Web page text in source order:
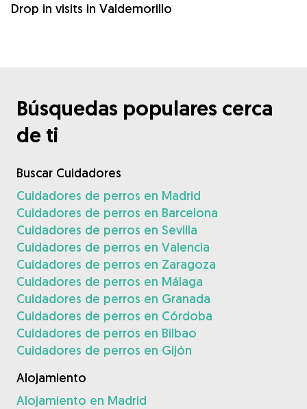
Drop in visits in Valdemorillo
Búsquedas populares cerca
de ti
Buscar Cuidadores
Cuidadores de perros en Madrid
Cuidadores de perros en Barcelona
Cuidadores de perros en Sevilla
Cuidadores de perros en Valencia
Cuidadores de perros en Zaragoza
Cuidadores de perros en Málaga
Cuidadores de perros en Granada
Cuidadores de perros en Córdoba
Cuidadores de perros en Bilbao
Cuidadores de perros en Gijón
Alojamiento
Alojamiento en Madrid